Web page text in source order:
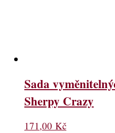
Sada
Sherpy Crazy
171,00 Kč